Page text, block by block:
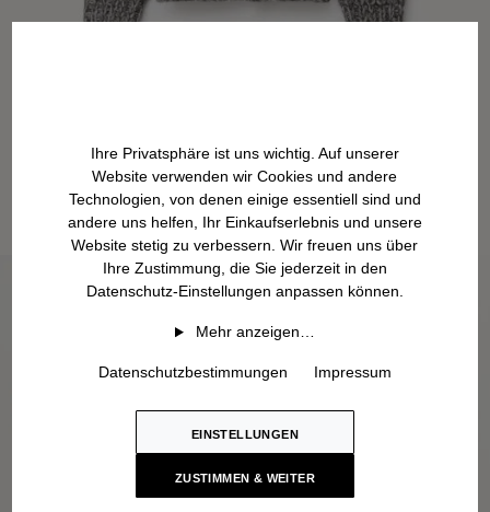
Ihre Privatsphäre ist uns wichtig. Auf unserer
Website verwenden wir Cookies und andere
Technologien, von denen einige essentiell sind und
andere uns helfen, Ihr Einkaufserlebnis und unsere
Website stetig zu verbessern. Wir freuen uns über
Ihre Zustimmung, die Sie jederzeit in den
Datenschutz-Einstellungen anpassen können.
Mehr anzeigen…
Datenschutzbestimmungen Impressum
EINSTELLUNGEN
ZUSTIMMEN & WEITER